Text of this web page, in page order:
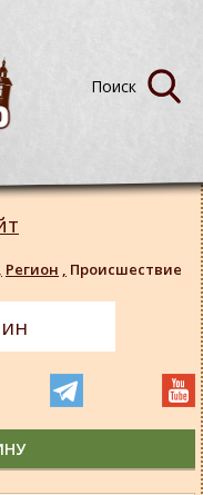
, Регион , Происшествие